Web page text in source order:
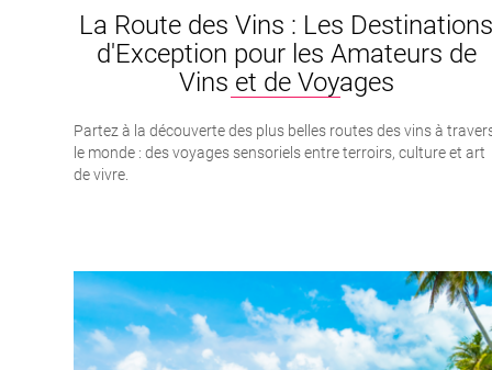
La Route des Vins : Les Destinations
d'Exception pour les Amateurs de
Vins et de Voyages
Partez à la découverte des plus belles routes des vins à
le monde : des voyages sensoriels entre terroirs, culture et art
de vivre.